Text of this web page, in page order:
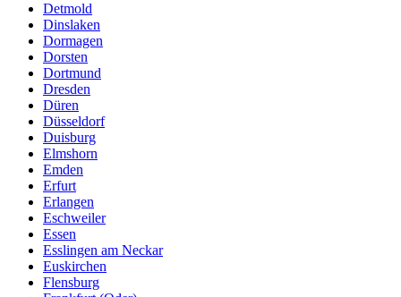
Detmold
Dinslaken
Dormagen
Dorsten
Dortmund
Dresden
Düren
Düsseldorf
Duisburg
Elmshorn
Emden
Erfurt
Erlangen
Eschweiler
Essen
Esslingen am Neckar
Euskirchen
Flensburg